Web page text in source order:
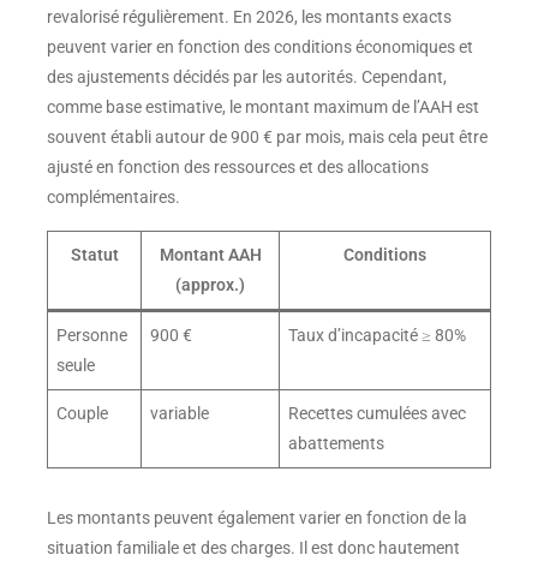
revalorisé régulièrement. En 2026, les montants exacts
peuvent varier en fonction des conditions économiques et
des ajustements décidés par les autorités. Cependant,
comme base estimative, le montant maximum de l’AAH est
souvent établi autour de 900 € par mois, mais cela peut être
ajusté en fonction des ressources et des allocations
complémentaires.
Statut
Montant AAH
(approx.)
Conditions
Personne
seule
900 € Taux d’incapacité ≥ 80%
Couple variable
Recettes cumulées avec
abattements
Les montants peuvent également varier en fonction de la
situation familiale et des charges. Il est donc hautement